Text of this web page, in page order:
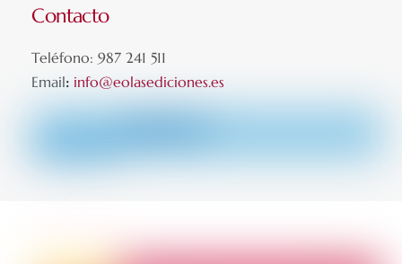
Contacto
Teléfono: 987 241 511
Email: info@eolasediciones.es